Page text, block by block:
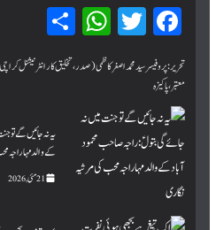
Fa
ce
bo
ok
T
wi
tte
r
W
hat
sA
Sh
ar
e
تحریر:پروفیسر سید محمد اصغر کاظمی (صدر، تخلیق کار انٹرنیشنل
معتبر، پاکیزہ
یہ نہ جائیں گے تو
کے والد مہاراجہ
21 مئی, 2026